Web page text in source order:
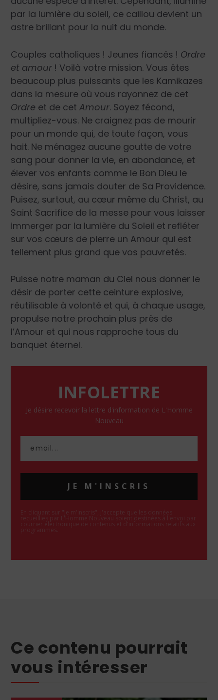
par la lumière du soleil, ce caillou devient un
astre brillant pour la nuit du monde.
Couples catholiques ! Jeunes fiancés ! Ordre
et amour ! Voilà votre mission. Vous êtes
beaucoup plus puissants que les Kamikazes
dans la mesure où vous rayonnez de cet
Ordre et de cetAmour. Soyez fécond,
multipliez-vous. Ne craignez pas de mourir
pour un monde qui, de toute façon, vous
hait. Ne ménagez aucune goutte de votre
sang pour donner la vie, en abondance, et
élever vos enfants comme le Bon Dieu le
désire, sans jamais douter de Sa Providence.
Puisez, surtout, au cœur même du Christ, au
Saint Sacrifice de la messe pour vous laisser
immerger par la lumière du Soleil et refléter
sur vos cœurs de pierre un Amour qui est
tellement plus grand que vos pauvretés.
Puisse notre maman du Ciel nous donner le
désir de porter cette ceinture explosive,
réutilisable à volonté et qui, à chaque usage,
propulse notre prochain plus près de
l’Amour et qui nous rapproche tous du
banquet éternel.
INFOLETTRE
Je désire recevoir la lettre d'information de L'Homme
Nouveau
JE M'INSCRIS
En cliquant sur "Je m'inscris", j'accepte que les données
recueillies par L'Homme Nouveau soient destinées à l'envoi par
courrier électronique de contenus et d'informations relatifs aux
programmes.
Ce contenu pourrait
vous intéresser